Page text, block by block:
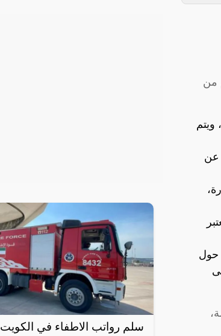
انتخابهم من
ويتم
عن
حول
سلم رواتب الاطفاء في الكويت 2024